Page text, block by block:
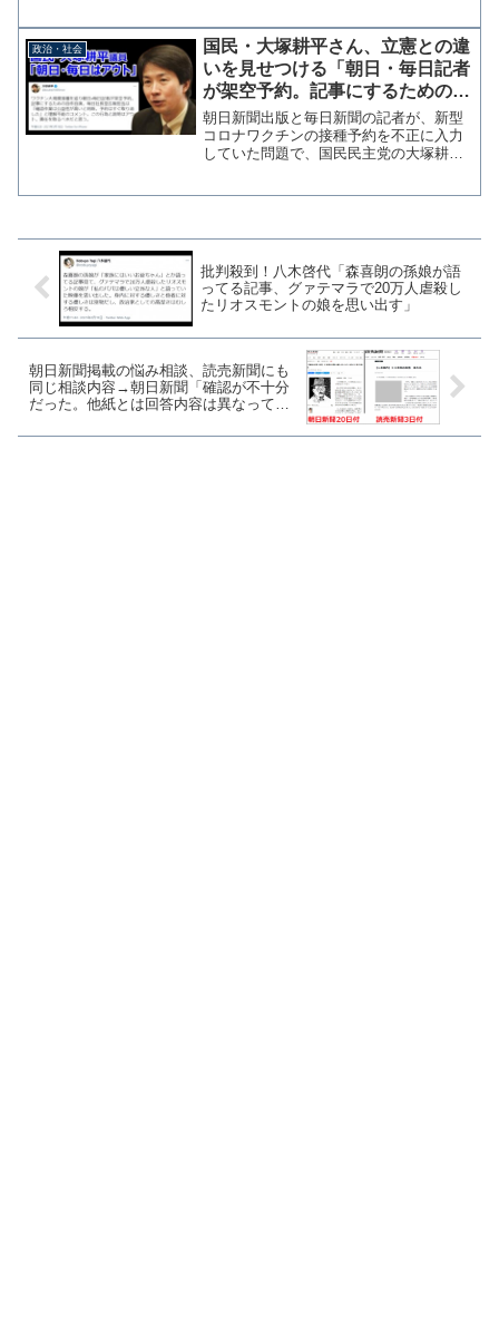
り40分早く浦添市長が誤報であるとして
注意喚起しているこ...
政治・社会
国民・大塚耕平さん、立憲との違
いを見せつける「朝日・毎日記者
が架空予約。記事にするための自
作自演。責任を取るべき」
朝日新聞出版と毎日新聞の記者が、新型
コロナワクチンの接種予約を不正に入力
していた問題で、国民民主党の大塚耕平
批判殺到！八木啓代「森喜朗の孫娘が語
ってる記事、グァテマラで20万人虐殺し
たリオスモントの娘を思い出す」
朝日新聞掲載の悩み相談、読売新聞にも
同じ相談内容→朝日新聞「確認が不十分
だった。他紙とは回答内容は異なってい